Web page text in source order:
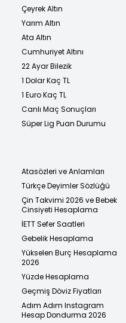
Çeyrek Altın
Yarım Altın
Ata Altın
Cumhuriyet Altını
22 Ayar Bilezik
1 Dolar Kaç TL
1 Euro Kaç TL
Canlı Maç Sonuçları
Süper Lig Puan Durumu
Atasözleri ve Anlamları
Türkçe Deyimler Sözlüğü
Çin Takvimi 2026 ve Bebek
Cinsiyeti Hesaplama
İETT Sefer Saatleri
Gebelik Hesaplama
Yükselen Burç Hesaplama
2026
Yüzde Hesaplama
Geçmiş Döviz Fiyatları
Adım Adım Instagram
Hesap Dondurma 2026